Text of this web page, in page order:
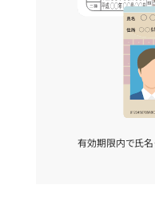
有効期限内で氏名